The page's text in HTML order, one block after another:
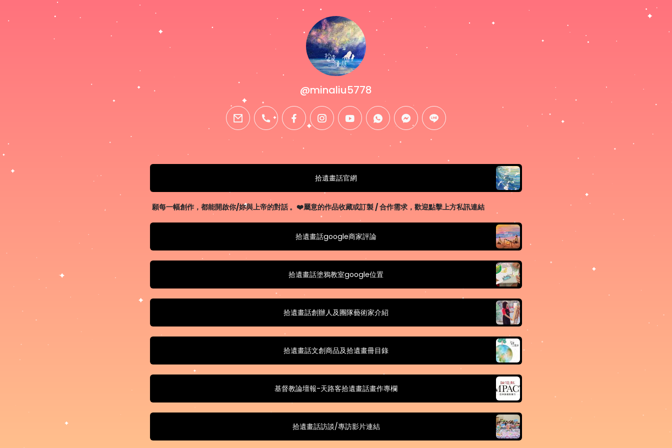
@minaliu5778
email phone facebookinstagramyoutubewhatsappmessenger
line
拾遺畫話官網
願每一幅創作，都能開啟你/妳與上帝的對話 。❤️屬意的作品收藏或訂製 / 合作需求，歡迎點擊上方私訊連結
拾遺畫話google商家評論
拾遺畫話塗鴉教室google位置
拾遺畫話創辦人及團隊藝術家介紹
拾遺畫話文創商品及拾遺畫冊目錄
基督教論壇報-天路客拾遺畫話畫作專欄
拾遺畫話訪談/專訪影片連結